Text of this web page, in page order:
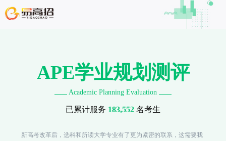
APE学业规划测评
Academic Planning Evaluation
已累计服务 183,552 名考生
新高考改革后，选科和所读大学专业有了更为紧密的联系，这需要我